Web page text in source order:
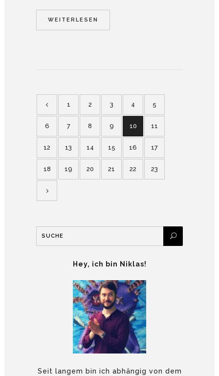
WEITERLESEN
1 2 3 4 5
6 7 8 9 10 11
12 13 14 15 16 17
18 19 20 21 22 23
Hey, ich bin Niklas!
Seit langem bin ich abhängig von dem